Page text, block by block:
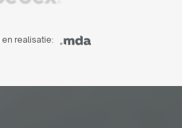
realisatie: